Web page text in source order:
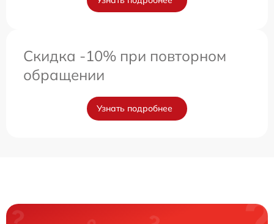
Скидка -10% при повторном
обращении
Узнать подробнее